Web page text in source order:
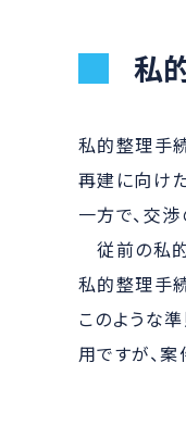
私
私的整理手
再建に向け
一方で、交
従前の私
私的整理手
このような
用ですが、